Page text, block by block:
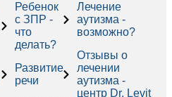
Ребенок
с ЗПР -
что
делать?
Развитие
речи
Лечение
аутизма -
возможно?
Отзывы о
лечении
аутизма -
центр Dr. Levit